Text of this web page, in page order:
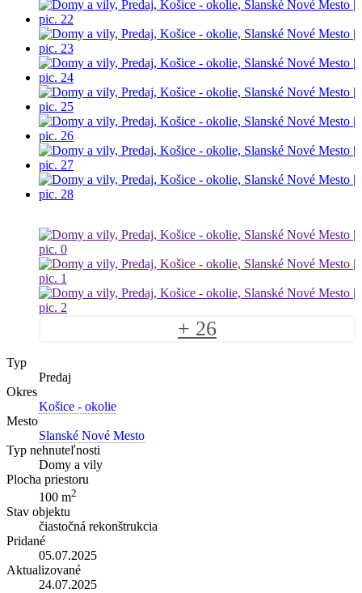
+ 26
Typ
Predaj
Okres
Košice - okolie
Mesto
Slanské Nové Mesto
Typ nehnuteľnosti
Domy a vily
Plocha priestoru
100 m2
Stav objektu
čiastočná rekonštrukcia
Pridané
05.07.2025
Aktualizované
24.07.2025